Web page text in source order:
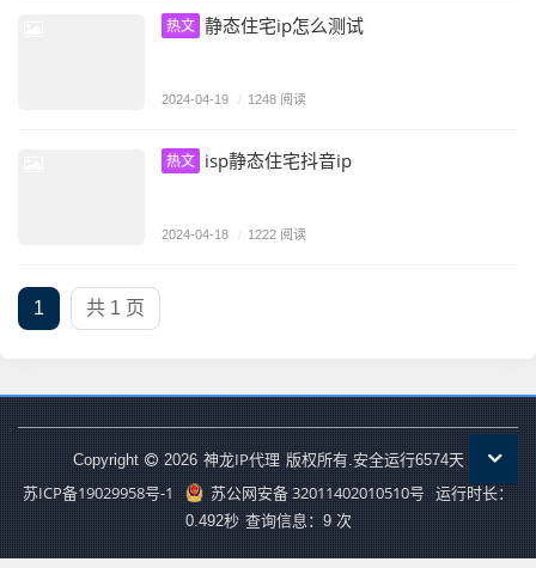
热文 静态住宅ip怎么测试
2024-04-19 / 1248 阅读
热文 isp静态住宅抖音ip
2024-04-18 / 1222 阅读
1 共 1 页
Copyright 2026 神龙IP代理 版权所有.安全运行6574天
苏ICP备19029958号-1 苏公网安备 32011402010510号 运行时长：
0.492秒 查询信息：9 次